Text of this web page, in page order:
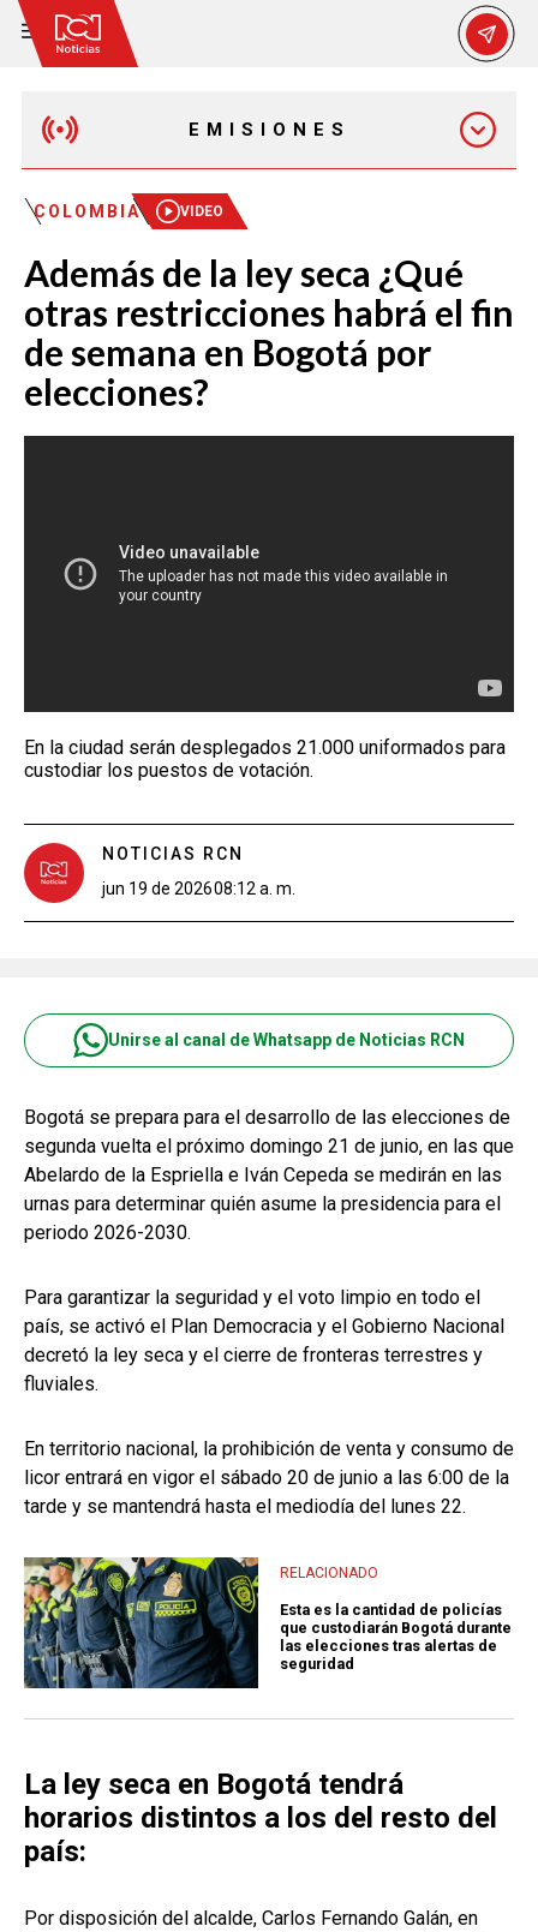
EMISIONES
MAÑANA EXPRESS
EMISIÓN 12:30 PM
EMISIÓN 7:00 PM
EMISIÓN 11:30 PM
COLOMBIA VIDEO
Además de la ley seca ¿Qué
otras restricciones habrá el fin
de semana en Bogotá por
elecciones?
En la ciudad serán desplegados 21.000 uniformados para
custodiar los puestos de votación.
NOTICIAS RCN
jun 19 de 202608:12 a. m.
Unirse al canal de Whatsapp de Noticias RCN
Bogotá se prepara para el desarrollo de las elecciones de
segunda vuelta el próximo domingo 21 de junio, en las que
Abelardo de la Espriella e Iván Cepeda se medirán en las
urnas para determinar quién asume la presidencia para el
periodo 2026-2030.
Para garantizar la seguridad y el voto limpio en todo el
país, se activó el Plan Democracia y el Gobierno Nacional
decretó la ley seca y el cierre de fronteras terrestres y
fluviales.
En territorio nacional, la prohibición de venta y consumo de
licor entrará en vigor el sábado 20 de junio a las 6:00 de la
tarde y se mantendrá hasta el mediodía del lunes 22.
RELACIONADO
Esta es la cantidad de policías
que custodiarán Bogotá durante
las elecciones tras alertas de
seguridad
La ley seca en Bogotá tendrá
horarios distintos a los del resto del
país:
Por disposición del alcalde, Carlos Fernando Galán, en